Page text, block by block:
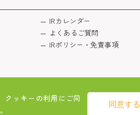
クッキーの利用にご同
同意する
IRカレンダー
よくあるご質問
IRポリシー・免責事項